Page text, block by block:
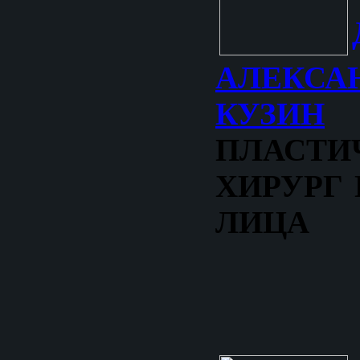
КУЗИН
ХИРУРГ
ЛИЦА